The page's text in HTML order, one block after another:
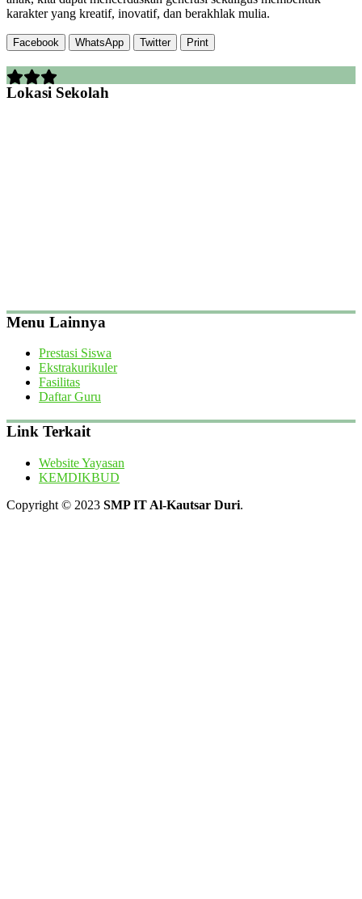
karakter yang kreatif, inovatif, dan berakhlak mulia.
Facebook WhatsApp Twitter Print
Lokasi Sekolah
Menu Lainnya
Prestasi Siswa
Ekstrakurikuler
Fasilitas
Daftar Guru
Link Terkait
Website Yayasan
KEMDIKBUD
Copyright © 2023 SMP IT Al-Kautsar Duri.